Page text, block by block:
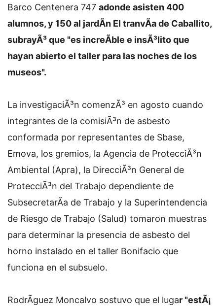
Barco Centenera 747 adonde asisten 400
alumnos, y 150 al jardÃ­n El tranvÃ­a de Caballito,
subrayÃ³ que "es increÃ­ble e insÃ³lito que
hayan abierto el taller para las noches de los
museos".
La investigaciÃ³n comenzÃ³ en agosto cuando
integrantes de la comisiÃ³n de asbesto
conformada por representantes de Sbase,
Emova, los gremios, la Agencia de ProtecciÃ³n
Ambiental (Apra), la DirecciÃ³n General de
ProtecciÃ³n del Trabajo dependiente de
SubsecretarÃ­a de Trabajo y la Superintendencia
de Riesgo de Trabajo (Salud) tomaron muestras
para determinar la presencia de asbesto del
horno instalado en el taller Bonifacio que
funciona en el subsuelo.
RodrÃ­guez Moncalvo sostuvo que el lugar "estÃ¡